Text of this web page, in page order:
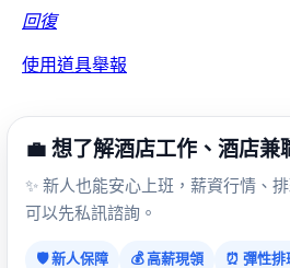
回復
使用道具舉報
💼 想了解酒店工作、酒店兼
✨ 新人也能安心上班，薪資行情、
可以先私訊諮詢。
🛡️ 新人保障 💰 高薪現領 ⏰ 彈性排